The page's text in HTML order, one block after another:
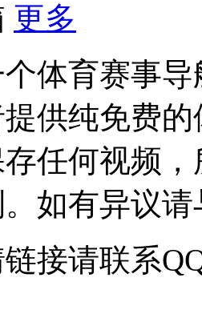
更多
体育赛事
供纯免费
任何视频
如有异议
接请联系